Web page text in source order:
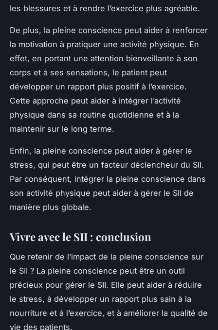
les blessures et à rendre l’exercice plus agréable.
De plus, la pleine conscience peut aider à renforcer
la motivation à pratiquer une activité physique. En
effet, en portant une attention bienveillante à son
corps et à ses sensations, le patient peut
développer un rapport plus positif à l’exercice.
Cette approche peut aider à intégrer l’activité
physique dans sa routine quotidienne et à la
maintenir sur le long terme.
Enfin, la pleine conscience peut aider à gérer le
stress, qui peut être un facteur déclencheur du SII.
Par conséquent, intégrer la pleine conscience dans
son activité physique peut aider à gérer le SII de
manière plus globale.
Vivre avec le SII : conclusion
Que retenir de l’impact de la pleine conscience sur
le SII ? La pleine conscience peut être un outil
précieux pour gérer le SII. Elle peut aider à réduire
le stress, à développer un rapport plus sain à la
nourriture et à l’exercice, et à améliorer la qualité de
vie des patients.